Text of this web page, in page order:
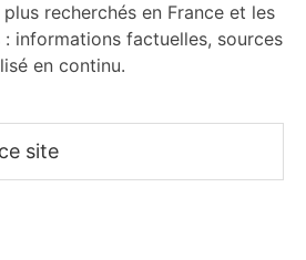
recherchés en France et les
informations factuelles, sources
en continu.